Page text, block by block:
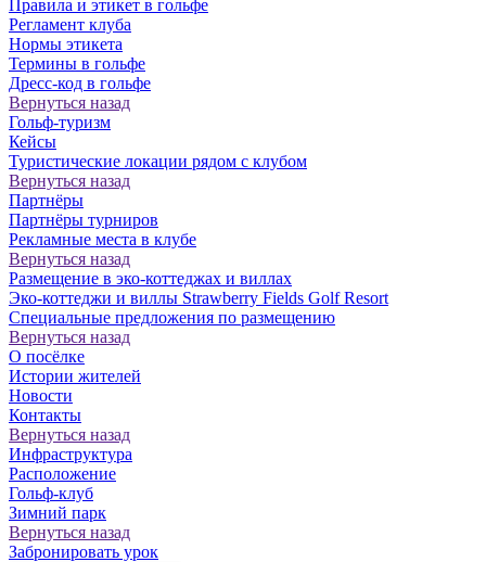
Правила и этикет в гольфе
Регламент клуба
Нормы этикета
Термины в гольфе
Дресс-код в гольфе
Вернуться назад
Гольф-туризм
Кейсы
Туристические локации рядом с клубом
Вернуться назад
Партнёры
Партнёры турниров
Рекламные места в клубе
Вернуться назад
Размещение в эко-коттеджах и виллах
Эко-коттеджи и виллы Strawberry Fields Golf Resort
Специальные предложения по размещению
Вернуться назад
О посёлке
Истории жителей
Новости
Контакты
Вернуться назад
Инфраструктура
Расположение
Гольф-клуб
Зимний парк
Вернуться назад
Забронировать урок